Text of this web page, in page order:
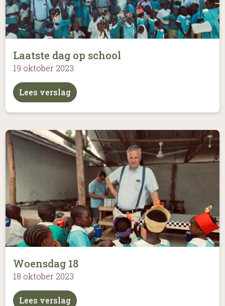
Laatste dag op school
19 oktober 2023
Lees verslag
Woensdag 18
18 oktober 2023
Lees verslag